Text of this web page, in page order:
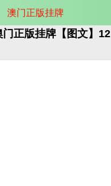
澳门正版挂牌
正版挂牌【图文】12